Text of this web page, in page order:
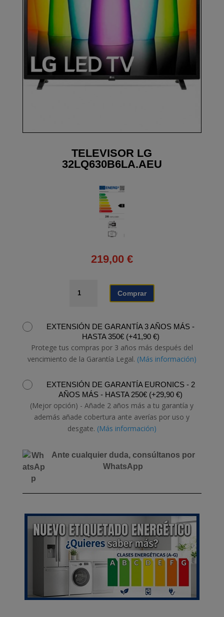
TELEVISOR LG
32LQ630B6LA.AEU
219,00 €
TELEVISOR
LG
Comprar
EXTENSIÓN DE GARANTÍA 3 AÑOS MÁS -
HASTA 350€ (+41,90 €)
Protege tus compras por 3 años más después del
vencimiento de la Garantía Legal. (Más información)
EXTENSIÓN DE GARANTÍA EURONICS - 2
AÑOS MÁS - HASTA 250€ (+29,90€)
(Mejor opción) - Añade 2 años más a tu garantía y
además añade cobertura ante averías por uso y
desgate. (Más información)
Ante cualquier duda, consúltanos por
WhatsApp